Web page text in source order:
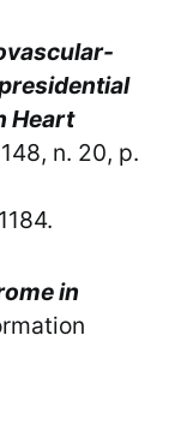
Heart
n. 20, p.
in